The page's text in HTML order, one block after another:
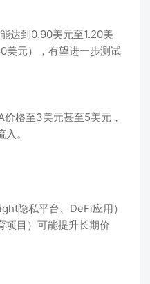
达到0.90美元至1.20美
美元），有望进一步测试
格至3美元甚至5美元，
。
隐私平台、DeFi应用）
项目）可能提升长期价